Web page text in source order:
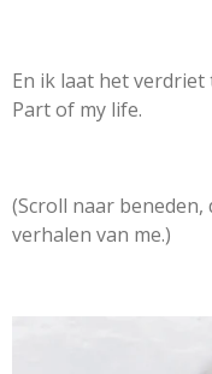
En ik laat het verdriet
Part of my life.
(Scroll naar
verhalen van me.)